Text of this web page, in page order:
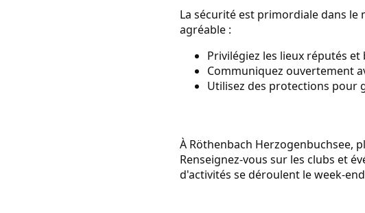
La sécurité est primordiale dans
agréable :
Privilégiez les lieux réputés et
Communiquez ouvertement
Utilisez des protections pour
À Röthenbach Herzogenbuchsee,
Renseignez-vous sur les clubs et
d'activités se déroulent le week-